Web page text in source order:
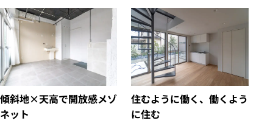
傾斜地×天高で開放感メゾ
ネット
住むように働く、働くよう
に住む